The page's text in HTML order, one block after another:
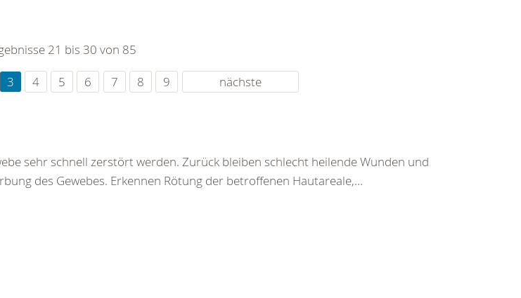
21 bis 30 von 85
3 4 5 6 7 8 9 nächste
sehr schnell zerstört werden. Zurück bleiben schlecht heilende Wunden und
des Gewebes. Erkennen Rötung der betroffenen Hautareale,…